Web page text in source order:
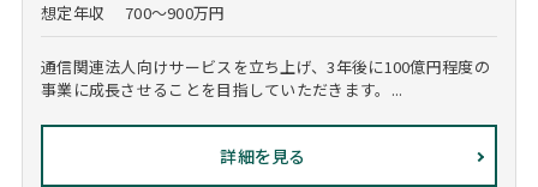
想定年収 700～900万円
通信関連法人向けサービスを立ち上げ、3年後に100億円程度の
事業に成長させることを目指していただきます。...
詳細を見る